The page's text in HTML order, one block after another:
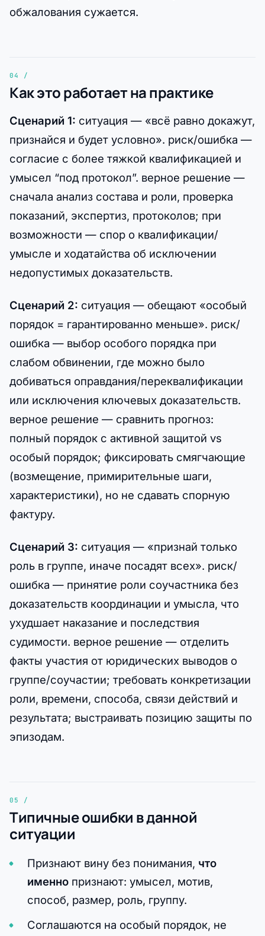
обжалования сужается.
Как это работает на практике
Сценарий 1: ситуация — «всё равно докажут,
признайся и будет условно». риск/ошибка —
согласие с более тяжкой квалификацией и
умысел “под протокол”. верное решение —
сначала анализ состава и роли, проверка
показаний, экспертиз, протоколов; при
возможности — спор о квалификации/
умысле и ходатайства об исключении
недопустимых доказательств.
Сценарий 2: ситуация — обещают «особый
порядок = гарантированно меньше». риск/
ошибка — выбор особого порядка при
слабом обвинении, где можно было
добиваться оправдания/переквалификации
или исключения ключевых доказательств.
верное решение — сравнить прогноз:
полный порядок с активной защитой vs
особый порядок; фиксировать смягчающие
(возмещение, примирительные шаги,
характеристики), но не сдавать спорную
фактуру.
Сценарий 3: ситуация — «признай только
роль в группе, иначе посадят всех». риск/
ошибка — принятие роли соучастника без
доказательств координации и умысла, что
ухудшает наказание и последствия
судимости. верное решение — отделить
факты участия от юридических выводов о
группе/соучастии; требовать конкретизации
роли, времени, способа, связи действий и
результата; выстраивать позицию защиты по
эпизодам.
Типичные ошибки в данной
ситуации
Признают вину без понимания, что
именнопризнают: умысел, мотив,
способ, размер, роль, группу.
Соглашаются на особый порядок, не